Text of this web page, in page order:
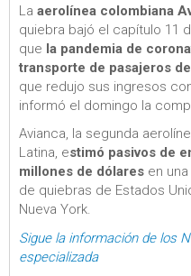
La aerolínea colombiana
quiebra bajó el capítulo 11
que la pandemia de
transporte de pasajeros
que redujo sus ingresos
informó el domingo la
Avianca, la segunda
Latina, estimó pasivos de
millones de dólares en
de quiebras de Estados
Nueva York.
Sigue la información de los
especializada